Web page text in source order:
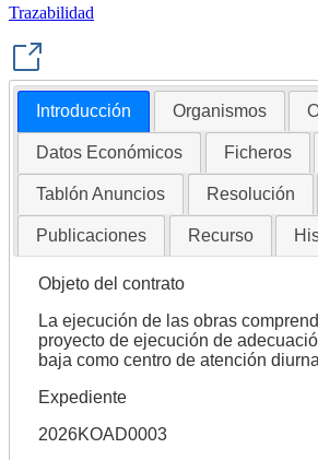
Trazabilidad
Introducción Organismos
Datos Económicos Ficheros
Tablón Anuncios Resolución
Publicaciones Recurso
Objeto del contrato
La ejecución de las obras
proyecto de ejecución de
baja como centro de atención diurna
Expediente
2026KOAD0003